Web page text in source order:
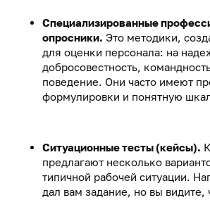
Специализированные
опросники. Это методики,
для оценки персонала: на
добросовестность,
поведение. Они часто имеют
формулировки и понятную
Ситуационные тесты (кейсы).
предлагают несколько
типичной рабочей ситуации.
дал вам задание, но вы видите,